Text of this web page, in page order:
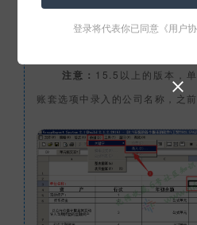
注意： 15.5以上的版本，
账套选项中录入的公司名称，之
登录将代表你已同意 《用户
